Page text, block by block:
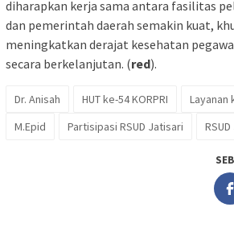
diharapkan kerja sama antara fasilitas
dan pemerintah daerah semakin kuat,
meningkatkan derajat kesehatan
secara berkelanjutan. (red).
Dr. Anisah HUT ke-54 KORPRI
Layanan
M.Epid
Partisipasi RSUD Jatisari